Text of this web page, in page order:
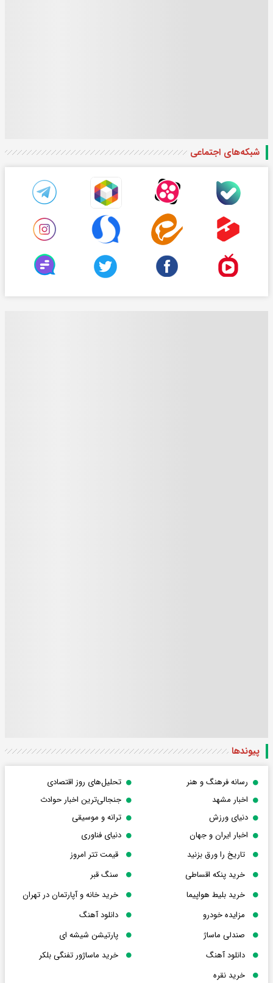
شبکه‌های اجتماعی
پیوندها
رسانه فرهنگ و هنر
تحلیل‌های روز اقتصادی
اخبار مشهد
جنجالی‌ترین اخبار حوادث
دنیای ورزش
ترانه و موسیقی
اخبار ایران و جهان
دنیای فناوری
تاریخ را ورق بزنید
قیمت تتر امروز
خرید پنکه اقساطی
سنگ قبر
خرید بلیط هواپیما
خرید خانه و آپارتمان در تهران
مزایده خودرو
دانلود آهنگ
صندلی ماساژ
پارتیشن شیشه ای
دانلود آهنگ
خرید ماساژور تفنگی بلکر
خرید نقره